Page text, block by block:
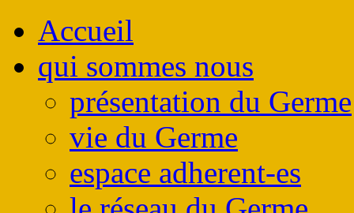
Accueil
qui sommes nous
présentation du Germe
vie du Germe
espace adherent-es